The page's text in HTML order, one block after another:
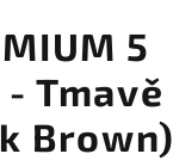
5
Tmavě
Brown)